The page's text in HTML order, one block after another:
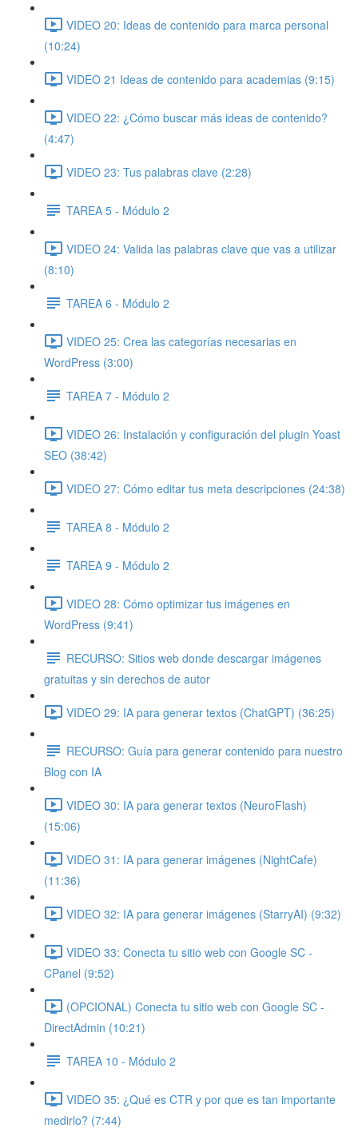
VIDEO 20: Ideas de contenido para marca personal
(10:24)
VIDEO 21 Ideas de contenido para academias (9:15)
VIDEO 22: ¿Cómo buscar más ideas de contenido?
(4:47)
VIDEO 23: Tus palabras clave (2:28)
TAREA 5 - Módulo 2
VIDEO 24: Valida las palabras clave que vas a utilizar
(8:10)
TAREA 6 - Módulo 2
VIDEO 25: Crea las categorías necesarias en
WordPress (3:00)
TAREA 7 - Módulo 2
VIDEO 26: Instalación y configuración del plugin Yoast
SEO (38:42)
VIDEO 27: Cómo editar tus meta descripciones (24:38)
TAREA 8 - Módulo 2
TAREA 9 - Módulo 2
VIDEO 28: Cómo optimizar tus imágenes en
WordPress (9:41)
RECURSO: Sitios web donde descargar imágenes
gratuitas y sin derechos de autor
VIDEO 29: IA para generar textos (ChatGPT) (36:25)
RECURSO: Guía para generar contenido para nuestro
Blog con IA
VIDEO 30: IA para generar textos (NeuroFlash)
(15:06)
VIDEO 31: IA para generar imágenes (NightCafe)
(11:36)
VIDEO 32: IA para generar imágenes (StarryAI) (9:32)
VIDEO 33: Conecta tu sitio web con Google SC -
CPanel (9:52)
(OPCIONAL) Conecta tu sitio web con Google SC -
DirectAdmin (10:21)
TAREA 10 - Módulo 2
VIDEO 35: ¿Qué es CTR y por que es tan importante
medirlo? (7:44)